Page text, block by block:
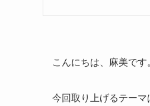
こんにちは、麻美です
今回取り上げるテーマ